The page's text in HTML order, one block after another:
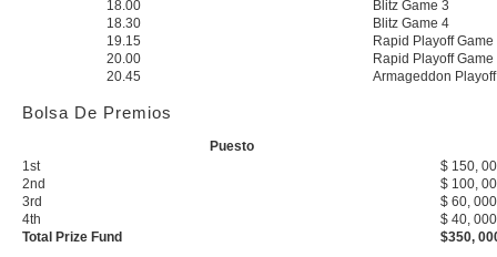
18.00
Blitz Game 3
18.30
Blitz Game 4
19.15
Rapid Playoff
20.00
Rapid Playoff
20.45
Armageddon
Bolsa De Premios
Puesto
1st
$ 150,
2nd
$ 100,
3rd
$ 60, 000
4th
$ 40, 000
Total Prize Fund
$350,